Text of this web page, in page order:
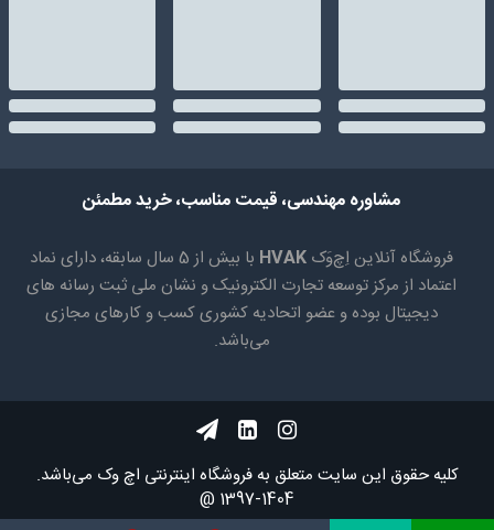
مشاوره مهندسی، قیمت مناسب، خرید مطمئن
فروشگاه آنلاین اِچ‌وَک HVAK
با بیش از 5 سال سابقه، دارای نماد
اعتماد از مرکز توسعه تجارت الکترونیک و نشان ملی ثبت رسانه های
دیجیتال بوده و عضو اتحادیه کشوری کسب و کارهای مجازی
می‌باشد.
کلیه حقوق اين سايت متعلق به فروشگاه اینترنتی اچ وک می‌باشد.
1404-1397 @